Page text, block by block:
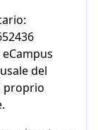
del
proprio